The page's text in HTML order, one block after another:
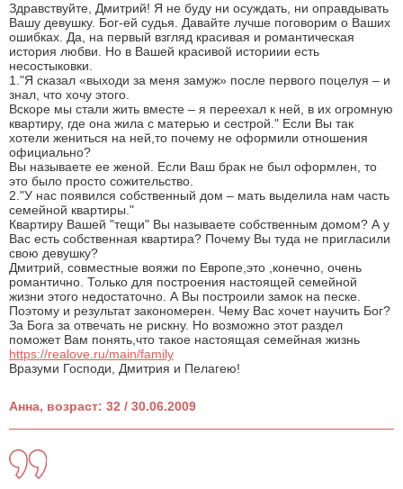
Здравствуйте, Дмитрий! Я не буду ни осуждать, ни оправдывать
Вашу девушку. Бог-ей судья. Давайте лучше поговорим о Ваших
ошибках. Да, на первый взгляд красивая и романтическая
история любви. Но в Вашей красивой историии есть
несостыковки.
1."Я сказал «выходи за меня замуж» после первого поцелуя – и
знал, что хочу этого.
Вскоре мы стали жить вместе – я переехал к ней, в их огромную
квартиру, где она жила с матерью и сестрой." Если Вы так
хотели жениться на ней,то почему не оформили отношения
официально?
Вы называете ее женой. Если Ваш брак не был оформлен, то
это было просто сожительство.
2."У нас появился собственный дом – мать выделила нам часть
семейной квартиры."
Квартиру Вашей "тещи" Вы называете собственным домом? А у
Вас есть собственная квартира? Почему Вы туда не пригласили
свою девушку?
Дмитрий, совместные вояжи по Европе,это ,конечно, очень
романтично. Только для построения настоящей семейной
жизни этого недостаточно. А Вы построили замок на песке.
Поэтому и результат закономерен. Чему Вас хочет научить Бог?
За Бога за отвечать не рискну. Но возможно этот раздел
поможет Вам понять,что такое настоящая семейная жизнь
https://realove.ru/main/family
Вразуми Господи, Дмитрия и Пелагею!
Анна, возраст: 32 / 30.06.2009